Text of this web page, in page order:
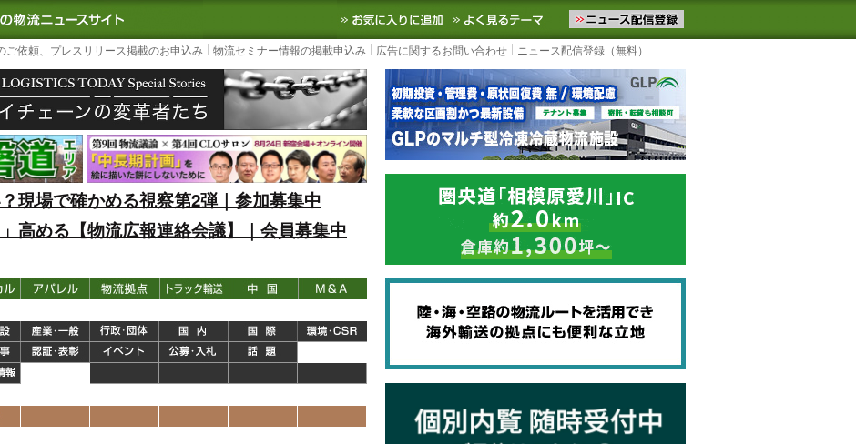
TODAY｜国内最大の物流ニュースサイト3PL, SCMなど国内外の最新の物流ニュースをお届けします。物流ニュースメール配信を登録す
お気に入りに追加 よく見るテーマ
ご依頼、プレスリリース掲載のお申込み 物流セミナー情報の掲載申込み 広告に関するお問い合わせ ニュース配信登録（無料）
現場で確かめる視察第2弾｜参加募集中
高める【物流広報連絡会議】｜会員募集中